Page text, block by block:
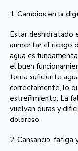
1. Cambios en la
Estar deshidratado
aumentar el riesgo
agua es
el buen
toma suficiente
correctamente, lo
estreñimiento. La
vuelvan duras y
doloroso.
2. Cansancio,